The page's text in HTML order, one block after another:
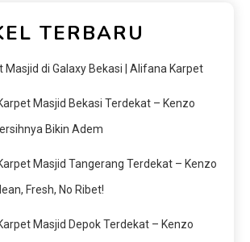
TERBARU
Masjid di Galaxy Bekasi | Alifana Karpet
Masjid Bekasi Terdekat – Kenzo
Bikin Adem
Masjid Tangerang Terdekat – Kenzo
Fresh, No Ribet!
Masjid Depok Terdekat – Kenzo